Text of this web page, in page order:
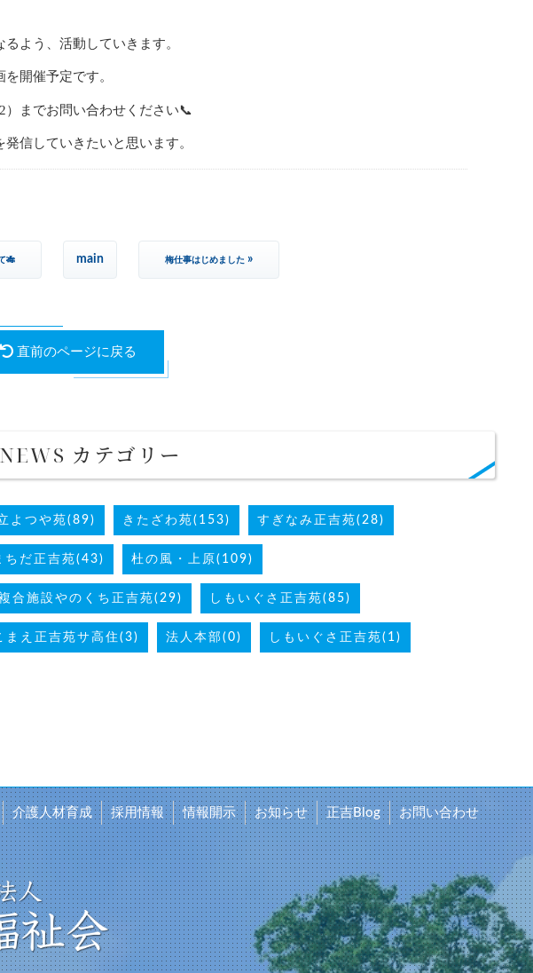
よう、活動していきます。
開催予定です。
）までお問い合わせください📞
信していきたいと思います。
🎋 main 梅仕事はじめました »
直前のページに戻る
カテゴリー
よつや苑(89) きたざわ苑(153) すぎなみ正吉苑(28)
ちだ正吉苑(43) 杜の風・上原(109)
合施設やのくち正吉苑(29) しもいぐさ正吉苑(85)
まえ正吉苑サ高住(3) 法人本部(0) しもいぐさ正吉苑(1)
介護人材育成 採用情報 情報開示 お知らせ 正吉Blog お問い合わせ